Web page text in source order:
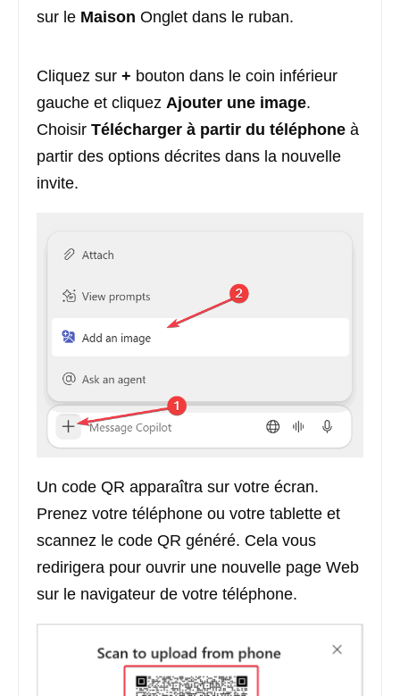
sur le Maison Onglet dans le ruban.
Cliquez sur + bouton dans le coin inférieur
gauche et cliquez Ajouter une image.
Choisir Télécharger à partir du téléphone à
partir des options décrites dans la nouvelle
invite.
Un code QR apparaîtra sur votre écran.
Prenez votre téléphone ou votre tablette et
scannez le code QR généré. Cela vous
redirigera pour ouvrir une nouvelle page Web
sur le navigateur de votre téléphone.